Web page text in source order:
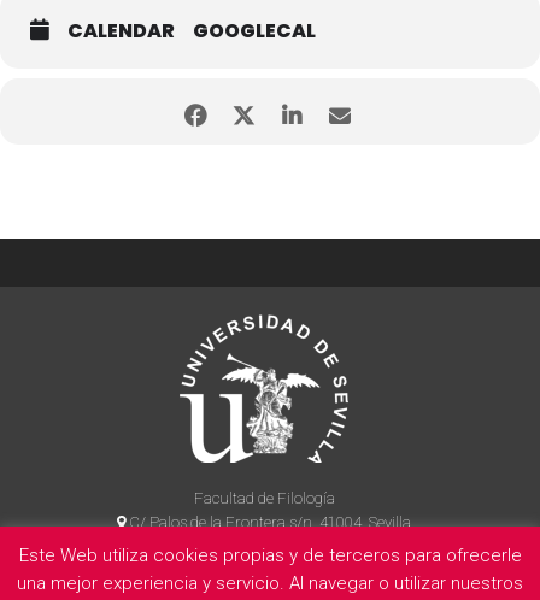
CALENDAR GOOGLECAL
Facultad de Filología
C/ Palos de la Frontera s/n, 41004, Sevilla
954 55 14 90
Este Web utiliza cookies propias y de terceros para ofrecerle
una mejor experiencia y servicio. Al navegar o utilizar nuestros